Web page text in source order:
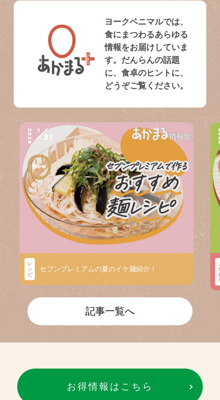
ヨークベニマルでは、
食にまつわるあらゆる
情報をお届けしていま
す。だんらんの話題
に、食卓のヒントに、
どうぞご覧ください。
2026 7
31
レ
シ
ピ
セブンプレミアムの夏のイケ麺紹介！
記事一覧へ
お得情報はこちら